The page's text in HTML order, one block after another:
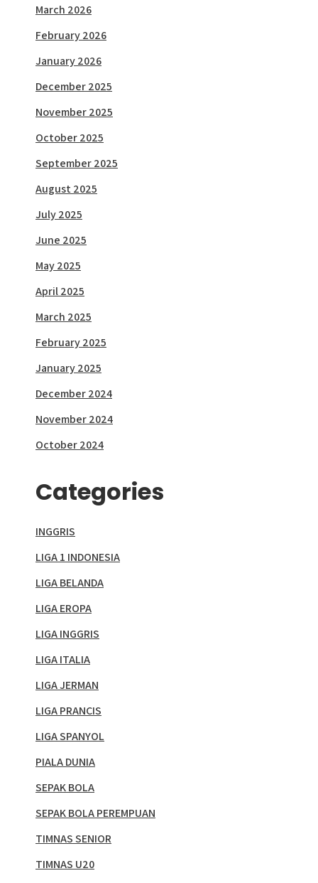
March 2026
February 2026
January 2026
December 2025
November 2025
October 2025
September 2025
August 2025
July 2025
June 2025
May 2025
April 2025
March 2025
February 2025
January 2025
December 2024
November 2024
October 2024
Categories
INGGRIS
LIGA 1 INDONESIA
LIGA BELANDA
LIGA EROPA
LIGA INGGRIS
LIGA ITALIA
LIGA JERMAN
LIGA PRANCIS
LIGA SPANYOL
PIALA DUNIA
SEPAK BOLA
SEPAK BOLA PEREMPUAN
TIMNAS SENIOR
TIMNAS U20